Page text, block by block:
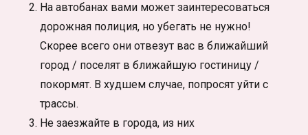
На автобанах вами может заинтересоваться
дорожная полиция, но убегать не нужно!
Скорее всего они отвезут вас в ближайший
город / поселят в ближайшую гостиницу /
покормят. В худшем случае, попросят уйти с
трассы.
Не заезжайте в города, из них